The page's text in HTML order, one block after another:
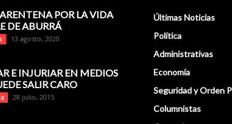
POR LA VIDA
DE ABURRÁ
13 agosto, 2020
E INJURIAR EN MEDIOS
SALIR CARO
28 julio, 2015
Últimas Noticias
Política
Administrativas
Economía
Seguridad y Orden
Columnistas